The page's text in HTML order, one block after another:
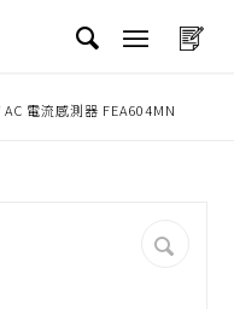
AC 電流感測器 FEA604MN